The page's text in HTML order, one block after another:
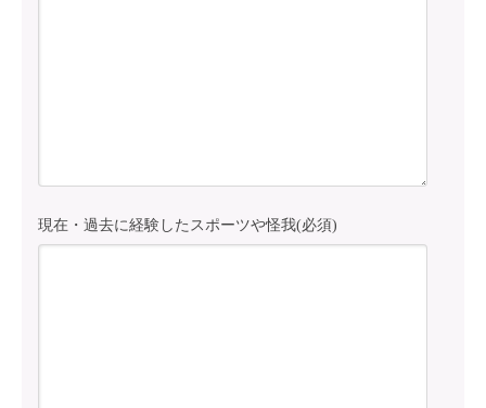
現在・過去に経験したスポーツや怪我(必須)